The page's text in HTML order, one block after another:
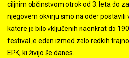
ciljnim občinstvom otrok od 3. leta do
njegovem okvirju smo na oder postavili
katere je bilo vključenih naenkrat do
festival je eden izmed zelo redkih
EPK, ki živijo še danes.